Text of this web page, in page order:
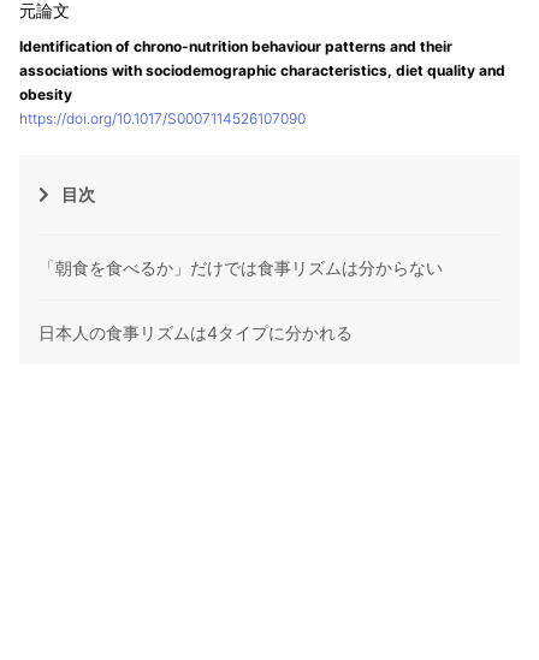
Identification of chrono-nutrition behaviour patterns and their
associations with sociodemographic characteristics, diet quality and
obesity
https://doi.org/10.1017/S0007114526107090
目次
「朝食を食べるか」だけでは食事リズムは分からない
日本人の食事リズムは4タイプに分かれる